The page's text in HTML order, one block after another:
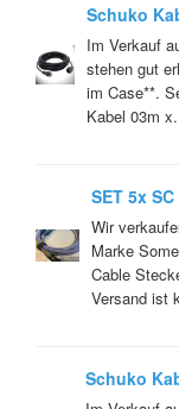
Schuko
Im Verkauf
stehen gut
im Case**.
Kabel 03m
SET 5x
10m 5Pol
Wir
Marke
Cable
Versand ist
Schuko